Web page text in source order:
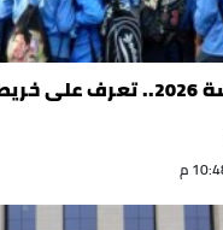
موعد بدء الدراسة 2026.. تعرف